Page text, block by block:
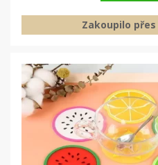
Zakoupilo